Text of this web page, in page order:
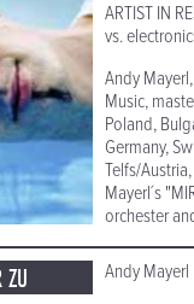
ARTIST IN
vs.
Andy
Music,
Poland,
Germany,
Telfs/
Mayerl´s
orchester
ZU
Andy Mayerl